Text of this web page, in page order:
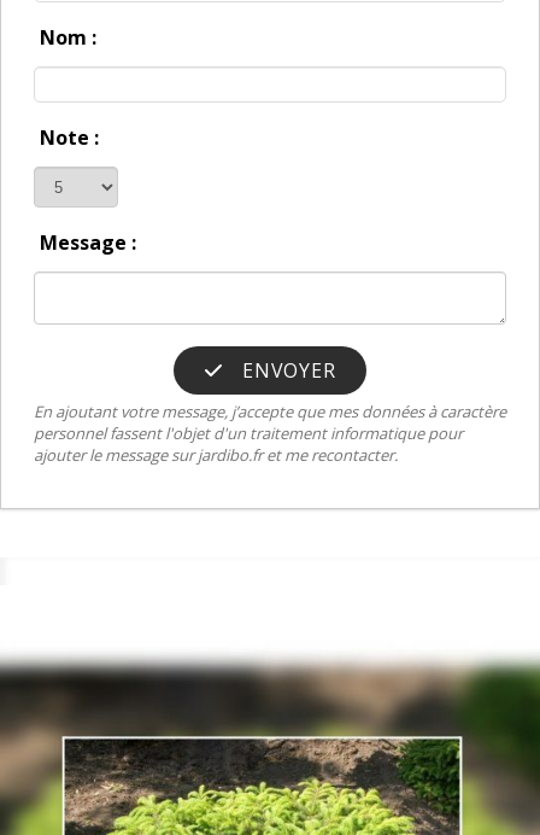
Nom :
Note :
Message :
ENVOYER
En ajoutant votre message, j’accepte que mes données à caractère
personnel fassent l'objet d'un traitement informatique pour
ajouter le message sur jardibo.fr et me recontacter.